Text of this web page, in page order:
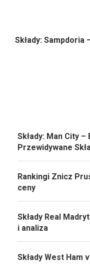
Składy:
Składy: Man City
Przewidywane
Rankingi Znicz
ceny
Składy Real
i analiza
Składy West Ham